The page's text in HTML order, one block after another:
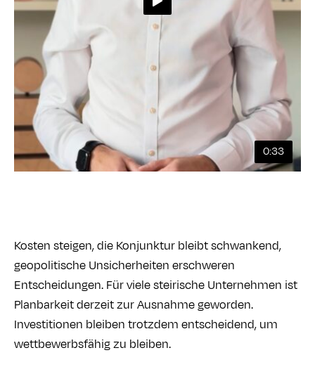
0:33
Kosten steigen, die Konjunktur bleibt schwankend,
geopolitische Unsicherheiten erschweren
Entscheidungen. Für viele steirische Unternehmen ist
Planbarkeit derzeit zur Ausnahme geworden.
Investitionen bleiben trotzdem entscheidend, um
wettbewerbsfähig zu bleiben.